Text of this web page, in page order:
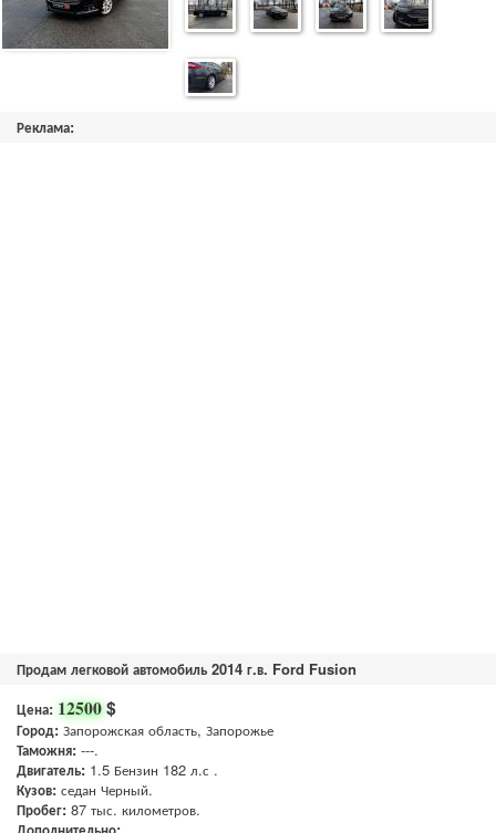
Реклама:
Продам легковой автомобиль 2014 г.в. Ford Fusion
Цена: 12500$
Город: Запорожская область, Запорожье
Таможня: ---.
Двигатель: 1.5 Бензин 182 л.с .
Кузов: седан Черный.
Пробег: 87 тыс. километров.